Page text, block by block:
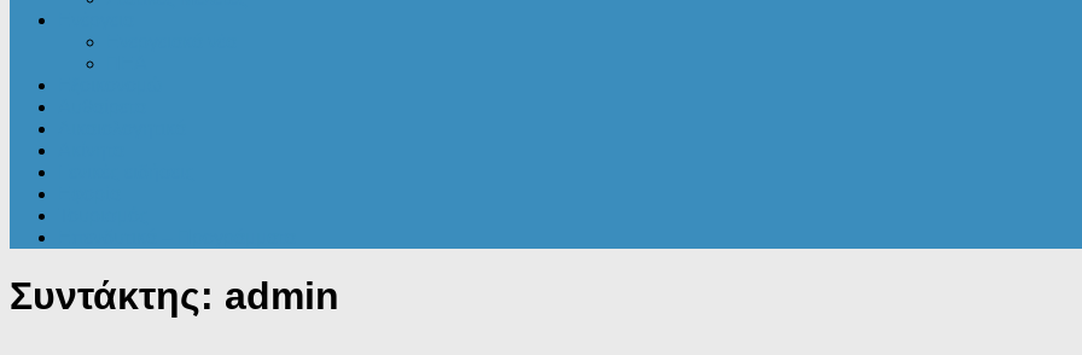
Συντάκτης: admin